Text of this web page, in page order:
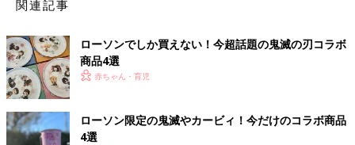
関連記事
ローソンでしか買えない！今超話題の鬼滅の刃コラボ
商品4選
赤ちゃん・育児
ローソン限定の鬼滅やカービィ！今だけのコラボ商品
4選